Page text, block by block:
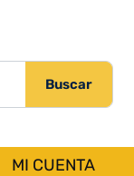
Buscar
MI CUENTA